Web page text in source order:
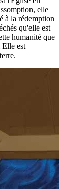
elle
à la rédemption
qu'elle est
humanité que
Elle est